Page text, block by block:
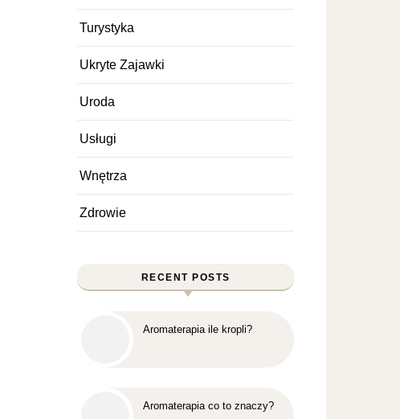
Turystyka
Ukryte Zajawki
Uroda
Usługi
Wnętrza
Zdrowie
RECENT POSTS
Aromaterapia ile kropli?
Aromaterapia co to znaczy?